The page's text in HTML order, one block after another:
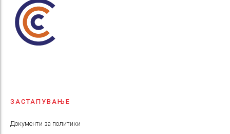
ЗАСТАПУВАЊЕ
Документи за политики